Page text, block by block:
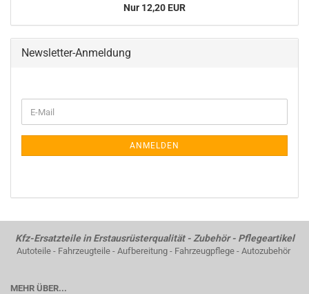
Nur 12,20 EUR
Newsletter-Anmeldung
ZUR
E-
Mail
ANMELDEN
Kfz-Ersatzteile in Erstausrüsterqualität - Zubehör - Pflegeartikel
Autoteile - Fahrzeugteile - Aufbereitung - Fahrzeugpflege - Autozubehör
MEHR ÜBER...